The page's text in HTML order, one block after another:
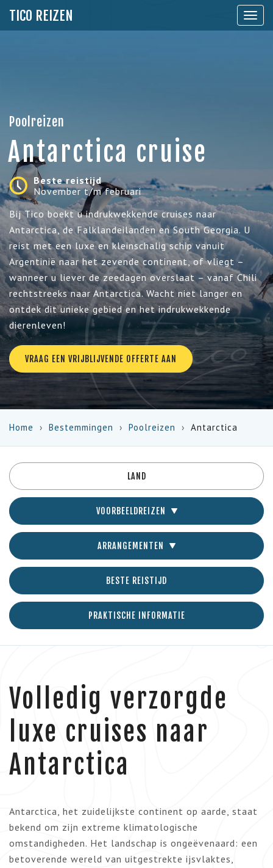
TICO REIZEN
Toon
Poolreizen
Antarctica cruise
Beste reistijd
November t/m februari
Bij Tico boekt u indrukwekkende cruises naar
Antarctica, de Falklandeilanden en South Georgia. U
reist met een luxe en kleinschalig schip vanuit
Argentinië naar het zevende continent, of vliegt –
wanneer u liever de zeedagen overslaat – vanaf Chili
rechtstreeks naar Antarctica. Wacht niet langer en
ontdek dit unieke gebied en het indrukwekkende
dierenleven!
VRAAG EEN VRIJBLIJVENDE OFFERTE AAN
Home Bestemmingen Poolreizen Antarctica
LAND
VOORBEELDREIZEN
ARRANGEMENTEN
BESTE REISTIJD
PRAKTISCHE INFORMATIE
Volledig verzorgde
luxe cruises naar
Antarctica
Antarctica, het zuidelijkste continent op aarde, staat
bekend om zijn extreme klimatologische
omstandigheden. Het landschap is ongeëvenaard: een
betoverende wereld van uitgestrekte ijsvlaktes,